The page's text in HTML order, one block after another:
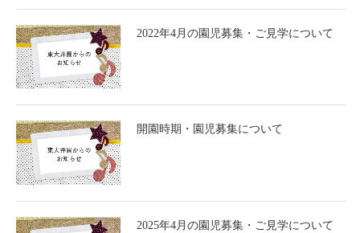
2022年4月の園児募集・ご見学について
開園時期・園児募集について
2025年4月の園児募集・ご見学について